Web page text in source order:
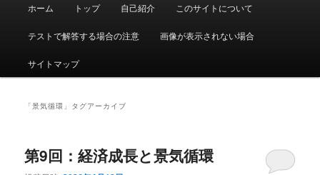
ュ
ホーム トップ 自己紹介 このサイトについて
テストで解答する場合の注意 画像が表示されない場合
サイトマップ
「景気循環 」タグアーカイブ
第9回：経済成長と景気循環